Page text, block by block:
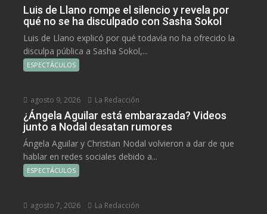
Luis de Llano rompe el silencio y revela por
qué no se ha disculpado con Sasha Sokol
Luis de Llano explicó por qué todavía no ha ofrecido la
disculpa pública a Sasha Sokol,...
ESPECTÁCULOS
agosto 9, 2026 La Redacción
¿Ángela Aguilar está embarazada? Videos
junto a Nodal desatan rumores
Ángela Aguilar y Christian Nodal volvieron a dar de que
hablar en redes sociales debido a...
ESPECTÁCULOS
agosto 7, 2026 La Redacción